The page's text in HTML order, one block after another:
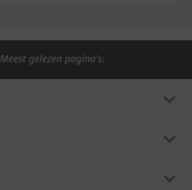
Meest gelezen pagina's: